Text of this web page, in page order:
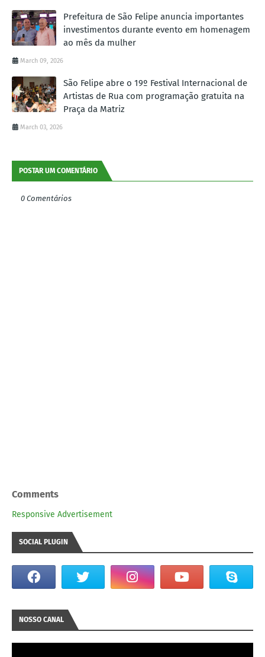
Prefeitura de São Felipe anuncia importantes
investimentos durante evento em homenagem
ao mês da mulher
March 09, 2026
São Felipe abre o 19º Festival Internacional de
Artistas de Rua com programação gratuita na
Praça da Matriz
March 03, 2026
POSTAR UM COMENTÁRIO
0 Comentários
Comments
Responsive Advertisement
SOCIAL PLUGIN
NOSSO CANAL